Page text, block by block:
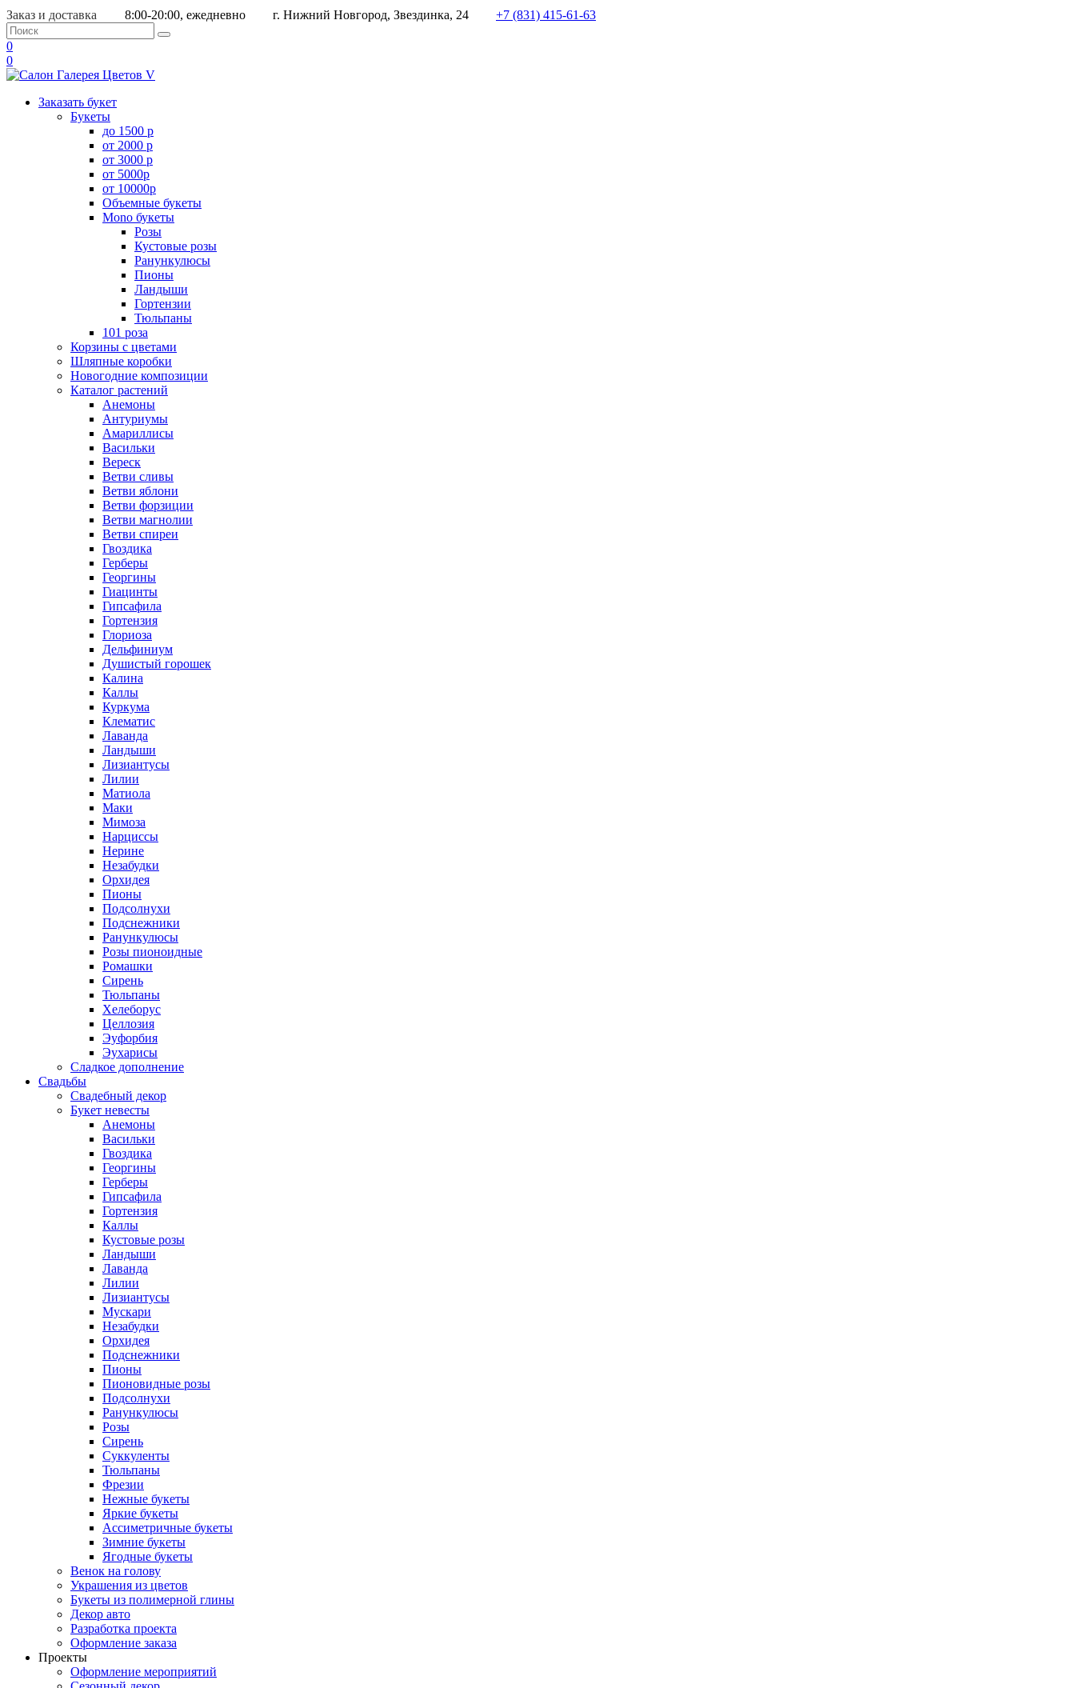
Заказ и доставка 8:00-20:00, ежедневно г. Нижний Новгород, Звездинка, 24 +7 (831) 415-61-63
0
0
Заказать букет
Букеты
до 1500 р
от 2000 р
от 3000 р
от 5000р
от 10000р
Объемные букеты
Mono букеты
Розы
Кустовые розы
Ранункулюсы
Пионы
Ландыши
Гортензии
Тюльпаны
101 роза
Корзины с цветами
Шляпные коробки
Новогодние композиции
Каталог растений
Анемоны
Антуриумы
Амариллисы
Васильки
Вереск
Ветви сливы
Ветви яблони
Ветви форзиции
Ветви магнолии
Ветви спиреи
Гвоздика
Герберы
Георгины
Гиацинты
Гипсафила
Гортензия
Глориоза
Дельфиниум
Душистый горошек
Калина
Каллы
Куркума
Клематис
Лаванда
Ландыши
Лизиантусы
Лилии
Матиола
Маки
Мимоза
Нарциссы
Нерине
Незабудки
Орхидея
Пионы
Подсолнухи
Подснежники
Ранункулюсы
Розы пионоидные
Ромашки
Сирень
Тюльпаны
Хелеборус
Целлозия
Эуфорбия
Эухарисы
Сладкое дополнение
Свадьбы
Свадебный декор
Букет невесты
Анемоны
Васильки
Гвоздика
Георгины
Герберы
Гипсафила
Гортензия
Каллы
Кустовые розы
Ландыши
Лаванда
Лилии
Лизиантусы
Мускари
Незабудки
Орхидея
Подснежники
Пионы
Пионовидные розы
Подсолнухи
Ранункулюсы
Розы
Сирень
Суккуленты
Тюльпаны
Фрезии
Нежные букеты
Яркие букеты
Ассиметричные букеты
Зимние букеты
Ягодные букеты
Венок на голову
Украшения из цветов
Букеты из полимерной глины
Декор авто
Разработка проекта
Оформление заказа
Проекты
Оформление мероприятий